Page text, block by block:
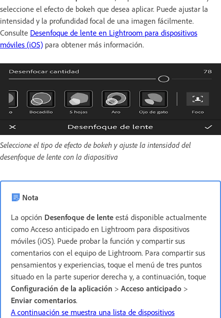
seleccione el efecto de bokeh que desea aplicar. Puede ajustar la
intensidad y la profundidad focal de una imagen fácilmente.
Consulte Desenfoque de lente en Lightroom para dispositivos
móviles (iOS) para obtener más información.
Seleccione el tipo de efecto de bokeh y ajuste la intensidad del
desenfoque de lente con la diapositiva
Nota
La opción Desenfoque de lente está disponible actualmente
como Acceso anticipado en Lightroom para dispositivos
móviles (iOS). Puede probar la función y compartir sus
comentarios con el equipo de Lightroom. Para compartir sus
pensamientos y experiencias, toque el menú de tres puntos
situado en la parte superior derecha y, a continuación, toque
Configuración de la aplicación > Acceso anticipado >
Enviar comentarios.
A continuación se muestra una lista de dispositivos